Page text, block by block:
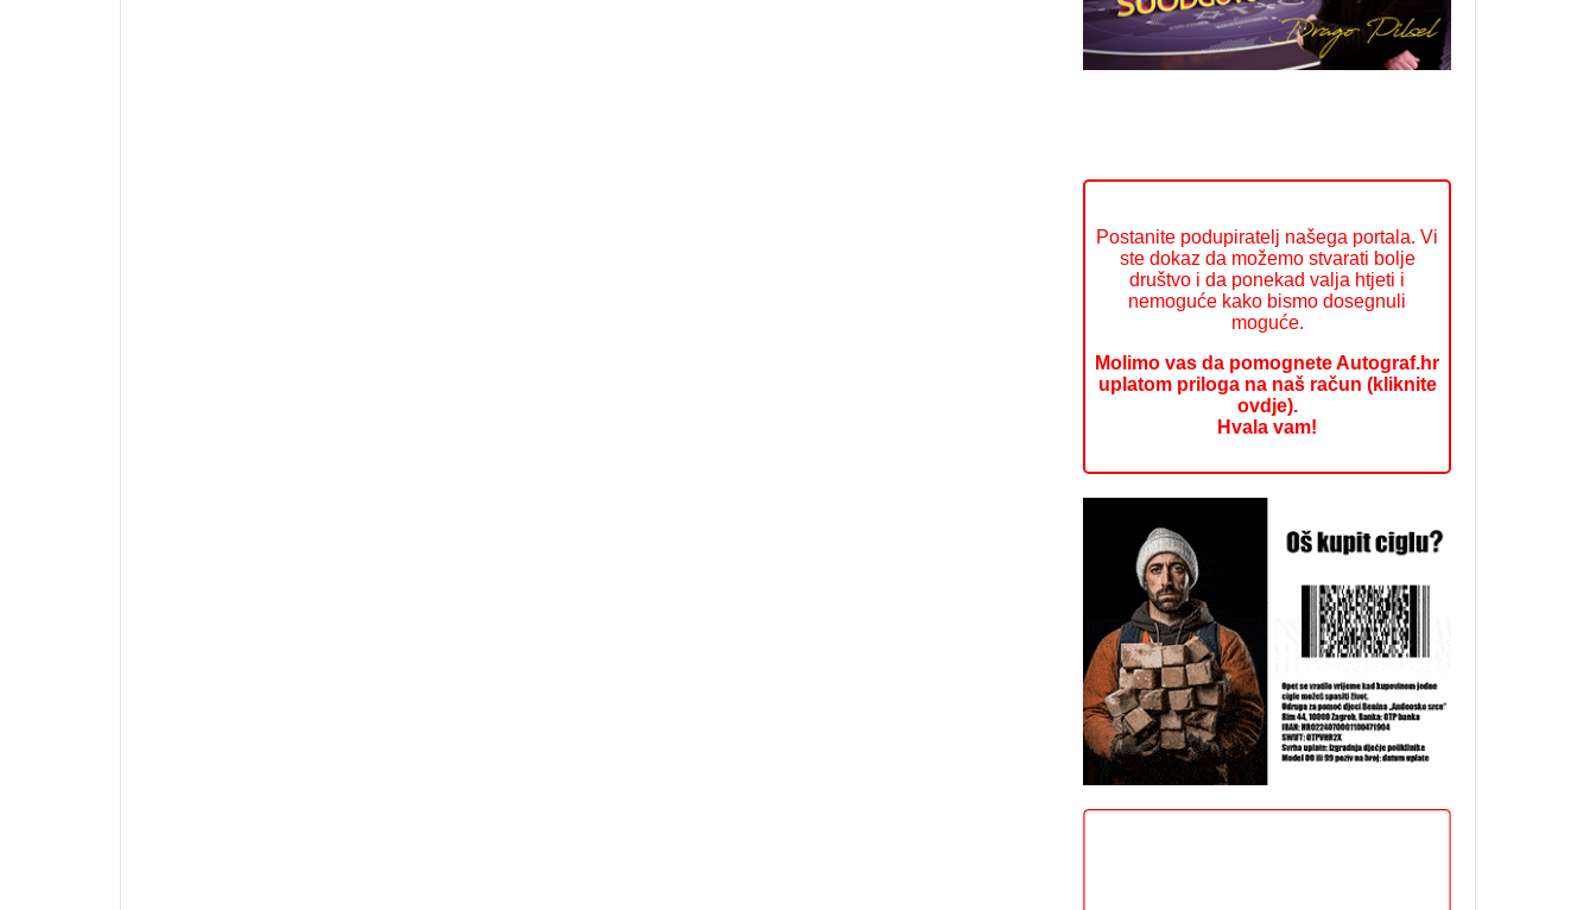
Postanite podupiratelj našega portala. Vi
ste dokaz da možemo stvarati bolje
društvo i da ponekad valja htjeti i
nemoguće kako bismo dosegnuli
moguće.
Molimo vas da pomognete Autograf.hr
uplatom priloga na naš račun (kliknite
ovdje).
Hvala vam!